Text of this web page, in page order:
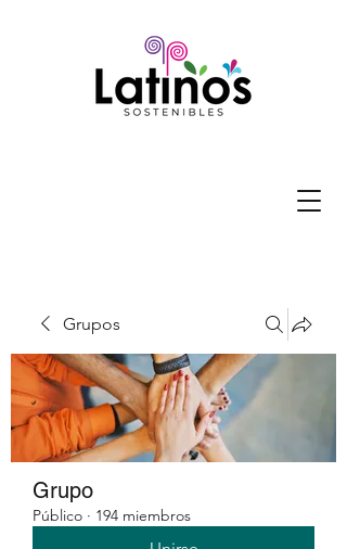
Grupos
Grupo
Público · 194 miembros